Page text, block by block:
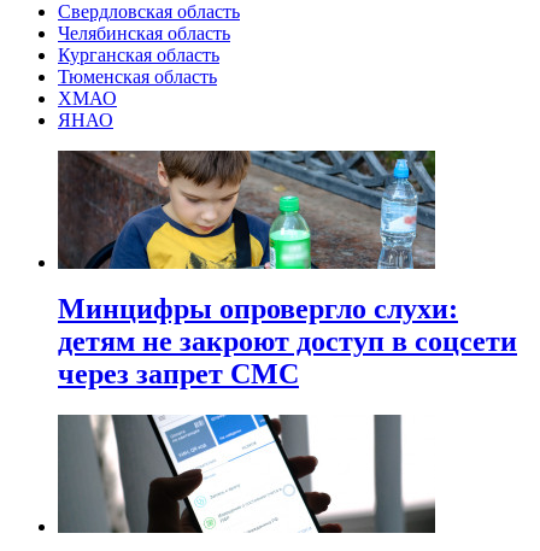
Свердловская область
Челябинская область
Курганская область
Тюменская область
ХМАО
ЯНАО
Минцифры опровергло слухи:
детям не закроют доступ в соцсети
через запрет СМС